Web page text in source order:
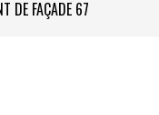
DE FAÇADE 67